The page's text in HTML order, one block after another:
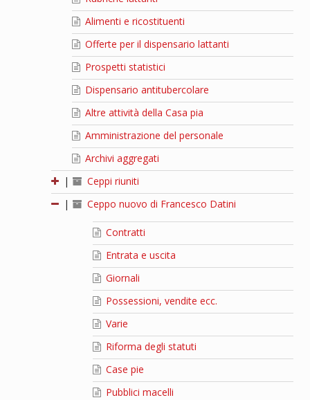
Alimenti e ricostituenti
Offerte per il dispensario lattanti
Prospetti statistici
Dispensario antitubercolare
Altre attività della Casa pia
Amministrazione del personale
Archivi aggregati
|
Ceppi riuniti
|
Ceppo nuovo di Francesco Datini
Contratti
Entrata e uscita
Giornali
Possessioni, vendite ecc.
Varie
Riforma degli statuti
Case pie
Pubblici macelli